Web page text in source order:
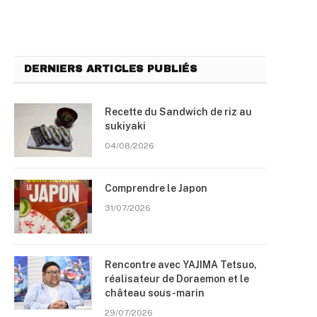
DERNIERS ARTICLES PUBLIÉS
Recette du Sandwich de riz au
sukiyaki
04/08/2026
Comprendre le Japon
31/07/2026
Rencontre avec YAJIMA Tetsuo,
réalisateur de Doraemon et le
château sous-marin
29/07/2026